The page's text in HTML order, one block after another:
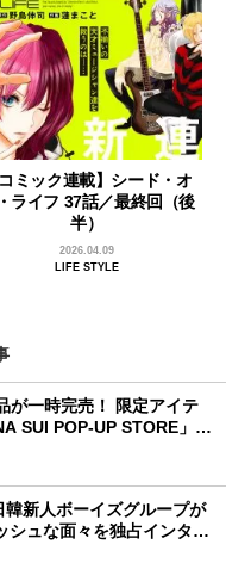
コミック連載】シード・オ
ライフ 37話／最終回（後
半）
2026.04.09
LIFE STYLE
が一時完売！ 限定アイテ
SUI POP-UP STORE」が
韓新人ボーイズグループが
シュな面々を独占インタビ